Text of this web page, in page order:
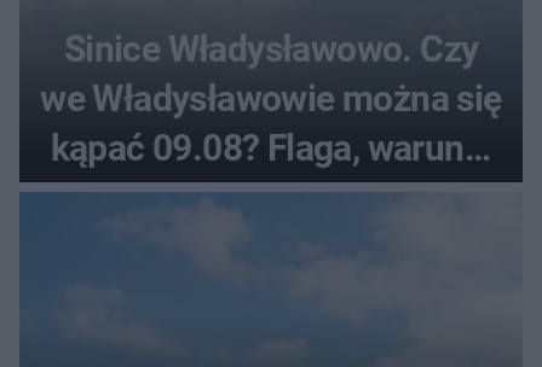
Sinice Władysławowo. Czy
we Władysławowie można się
kąpać 09.08? Flaga, warunki
pogodowe